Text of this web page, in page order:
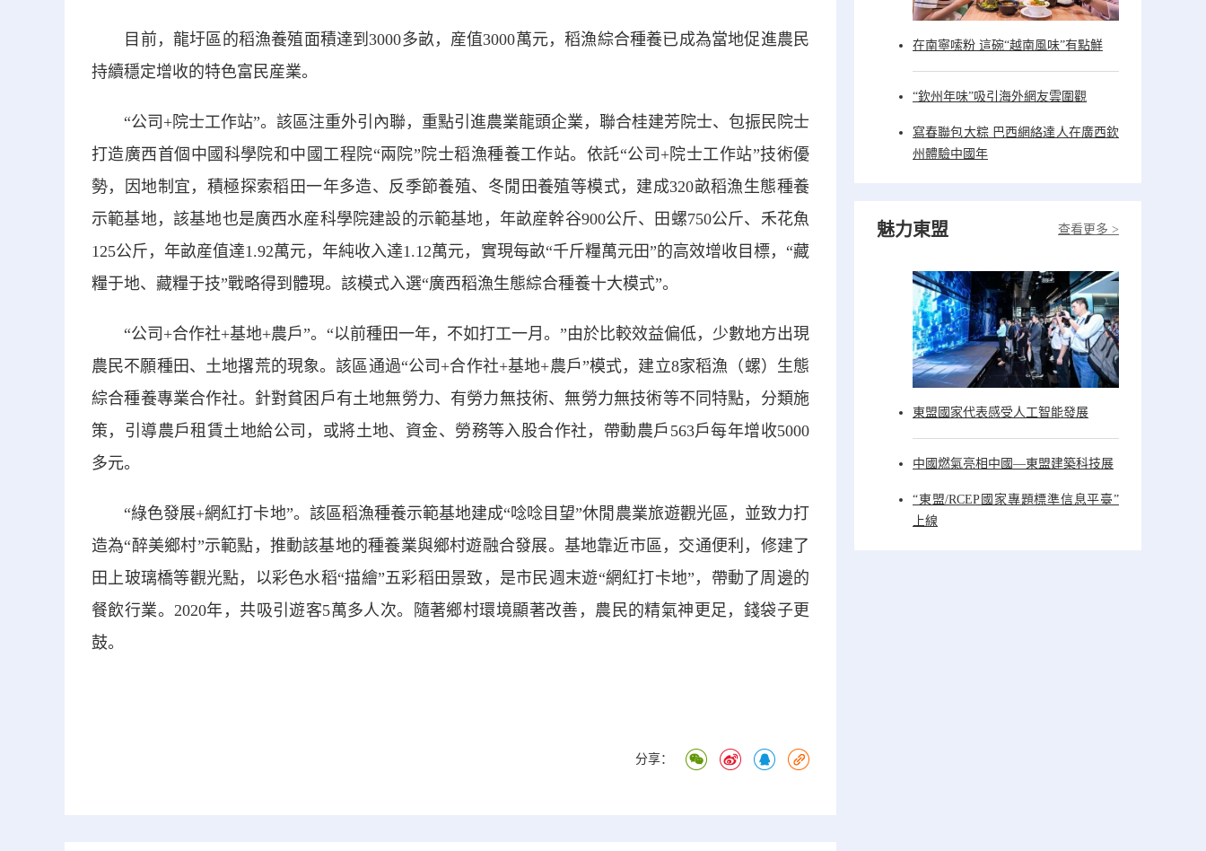
目前，龍圩區的稻漁養殖面積達到3000多畝，産值3000萬元，稻漁綜合種養已成為當地促進農民
持續穩定增收的特色富民産業。
“公司+院士工作站”。該區注重外引內聯，重點引進農業龍頭企業，聯合桂建芳院士、包振民院士
打造廣西首個中國科學院和中國工程院“兩院”院士稻漁種養工作站。依託“公司+院士工作站”技術優
勢，因地制宜，積極探索稻田一年多造、反季節養殖、冬閒田養殖等模式，建成320畝稻漁生態種養
示範基地，該基地也是廣西水産科學院建設的示範基地，年畝産幹谷900公斤、田螺750公斤、禾花魚
125公斤，年畝産值達1.92萬元，年純收入達1.12萬元，實現每畝“千斤糧萬元田”的高效增收目標，“藏
糧于地、藏糧于技”戰略得到體現。該模式入選“廣西稻漁生態綜合種養十大模式”。
“公司+合作社+基地+農戶”。“以前種田一年，不如打工一月。”由於比較效益偏低，少數地方出現
農民不願種田、土地撂荒的現象。該區通過“公司+合作社+基地+農戶”模式，建立8家稻漁（螺）生態
綜合種養專業合作社。針對貧困戶有土地無勞力、有勞力無技術、無勞力無技術等不同特點，分類施
策，引導農戶租賃土地給公司，或將土地、資金、勞務等入股合作社，帶動農戶563戶每年增收5000
多元。
“綠色發展+網紅打卡地”。該區稻漁種養示範基地建成“唸唸目望”休閒農業旅遊觀光區，並致力打
造為“醉美鄉村”示範點，推動該基地的種養業與鄉村遊融合發展。基地靠近市區，交通便利，修建了
田上玻璃橋等觀光點，以彩色水稻“描繪”五彩稻田景致，是市民週末遊“網紅打卡地”，帶動了周邊的
餐飲行業。2020年，共吸引遊客5萬多人次。隨著鄉村環境顯著改善，農民的精氣神更足，錢袋子更
鼓。
分享：
在南寧嗦粉 這碗“越南風味”有點鮮
“欽州年味”吸引海外網友雲圍觀
寫春聯包大粽 巴西網絡達人在廣西欽
州體驗中國年
查看更多 >
魅力東盟
東盟國家代表感受人工智能發展
中國燃氣亮相中國—東盟建築科技展
“東盟/RCEP國家專題標準信息平臺”
上線